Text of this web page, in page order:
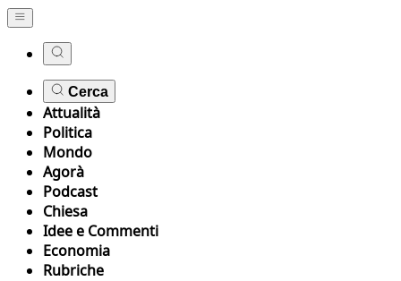
Cerca
Attualità
Politica
Mondo
Agorà
Podcast
Chiesa
Idee e Commenti
Economia
Rubriche